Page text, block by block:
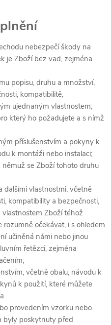
nebezpečí škody na
je Zboží bez vad, zejména
popisu, druhu a množství,
kompatibilitě,
ujednaným vlastnostem;
který ho požadujete a s nímž
příslušenstvím a pokyny k
k montáži nebo instalaci;
němuž se Zboží tohoto druhu
dalšími vlastnostmi, včetně
kompatibility a bezpečnosti,
Zboží téhož
rozumně očekávat, i s ohledem
učiněná námi nebo jinou
řetězci, zejména
včetně obalu, návodu k
k použití, které můžete
provedením vzorku nebo
byly poskytnuty před